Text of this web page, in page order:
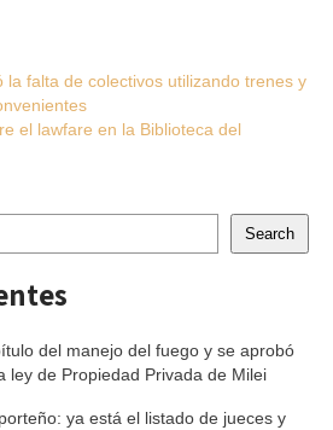
la falta de colectivos utilizando trenes y
el lawfare en la Biblioteca del
Search
del manejo del fuego y se aprobó
ley de Propiedad Privada de Milei
ya está el listado de jueces y